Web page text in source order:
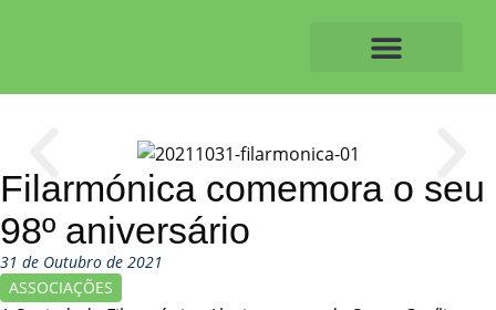
Filarmónica comemora o seu
98º aniversário
31 de Outubro de 2021
ASSOCIAÇÕES